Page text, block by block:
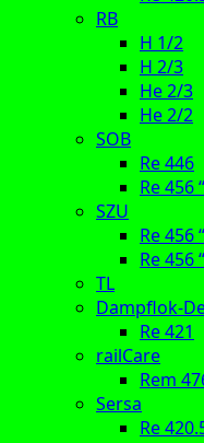
RB
H 1/2
H 2/3
He 2/3
He 2/2
SOB
Re 446
Re 456
SZU
Re 456
Re 456
TL
Dampflok-
Re 421
railCare
Rem
Sersa
Re